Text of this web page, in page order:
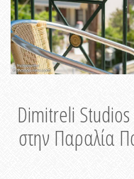
Dimitreli
στην Παραλία